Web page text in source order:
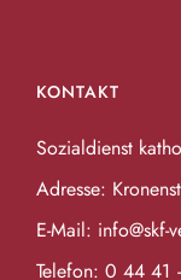
KONTAKT
Sozialdienst
Adresse:
E-Mail: info@skf-
Telefon: 0 44 41